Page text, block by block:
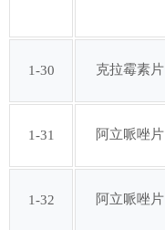
第一百零三批
第一百零五批
第一百零七批
1-30 克拉霉素片
1-31 阿立哌唑片
1-32 阿立哌唑片